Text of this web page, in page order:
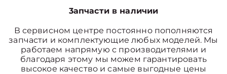
3апчасти в наличии
В сервисном центре постоянно пополняются
запчасти и комплектующие любых моделей. Мы
работаем напрямую с производителями и
благодаря этому мы можем гарантировать
высокое качество и самые выгодные цены